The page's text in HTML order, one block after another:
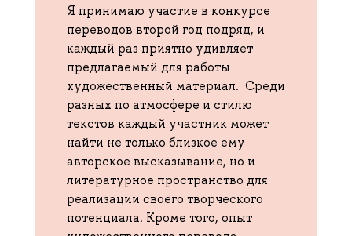
Я принимаю участие в конкурсе
переводов второй год подряд, и
каждый раз приятно удивляет
предлагаемый для работы
художественный материал. Среди
разных по атмосфере и стилю
текстов каждый участник может
найти не только близкое ему
авторское высказывание, но и
литературное пространство для
реализации своего творческого
потенциала. Кроме того, опыт